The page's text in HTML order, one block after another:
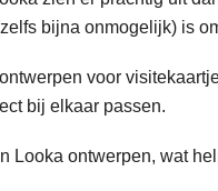
bijna onmogelijk) is
voor
bij elkaar passen.
Looka ontwerpen, wat